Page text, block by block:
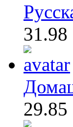
31.98
29.85